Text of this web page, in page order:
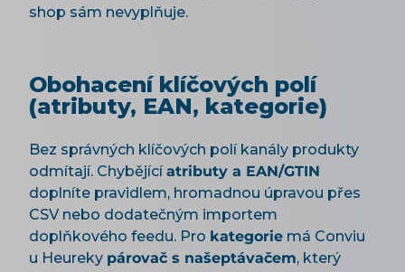
shop sám nevyplňuje.
Obohacení klíčových polí
(atributy, EAN, kategorie)
Bez správných klíčových polí kanály produkty
odmítají. Chybějícíatributy a EAN/GTIN
doplníte pravidlem, hromadnou úpravou přes
CSV nebo dodatečným importem
doplňkového feedu. Pro kategorie má Conviu
u Heureky párovač s našeptávačem, který